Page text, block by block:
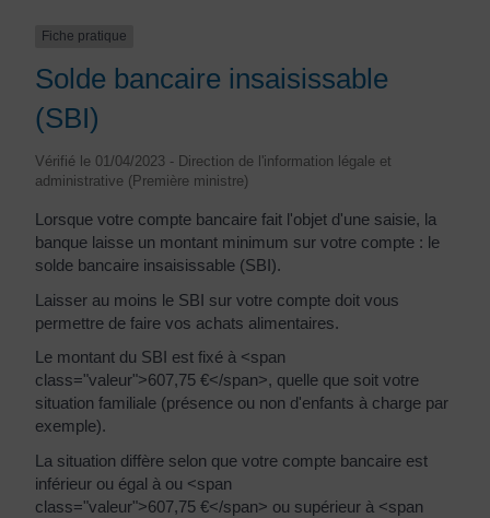
Fiche pratique
Solde bancaire insaisissable
(SBI)
Vérifié le 01/04/2023 - Direction de l'information légale et
administrative (Première ministre)
Lorsque votre compte bancaire fait l'objet d'une saisie, la
banque laisse un montant minimum sur votre compte : le
solde bancaire insaisissable (SBI).
Laisser au moins le SBI sur votre compte doit vous
permettre de faire vos achats alimentaires.
Le montant du SBI est fixé à <span
class="valeur">607,75 €</span>, quelle que soit votre
situation familiale (présence ou non d'enfants à charge par
exemple).
La situation diffère selon que votre compte bancaire est
inférieur ou égal à ou <span
class="valeur">607,75 €</span> ou supérieur à <span